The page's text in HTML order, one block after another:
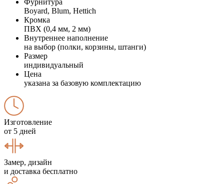
Boyard, Blum, Hettich
Кромка
ПВХ (0,4 мм, 2 мм)
Внутреннее наполнение
на выбор (полки, корзины, штанги)
Размер
индивидуальный
Цена
указана за базовую комплектацию
Изготовление
от 5 дней
Замер, дизайн
и доставка бесплатно